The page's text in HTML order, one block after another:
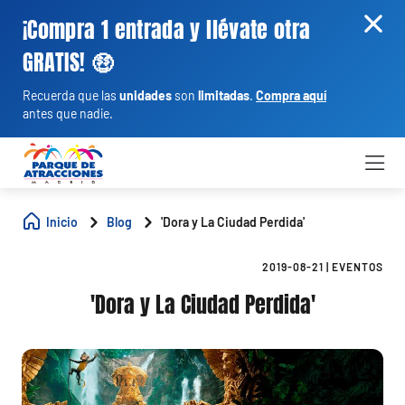
¡Compra 1 entrada y llévate otra
GRATIS! 🤑
Recuerda que las unidadesson limitadas. Compra aquí
antes que nadie.
Inicio Blog 'Dora y La Ciudad Perdida'
2019-08-21 EVENTOS
'Dora y La Ciudad Perdida'